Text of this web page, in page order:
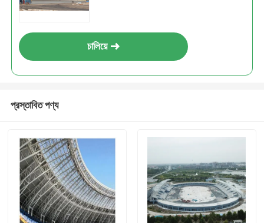
চালিয়ে
প্রস্তাবিত পণ্য